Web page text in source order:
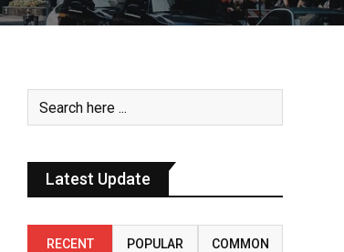
Latest Update
RECENT POPULAR COMMON